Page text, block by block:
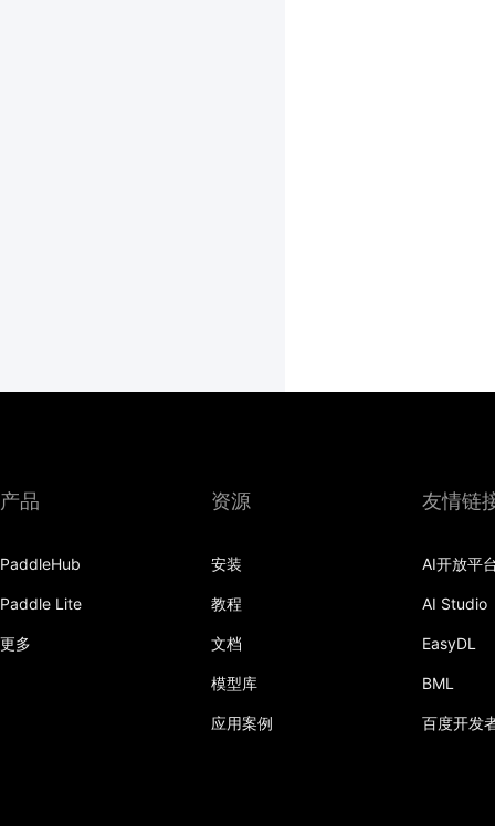
产品
PaddleHub
Paddle Lite
更多
资源
安装
教程
文档
模型库
应用案例
友情链
AI开放平
AI Studio
EasyDL
BML
百度开发